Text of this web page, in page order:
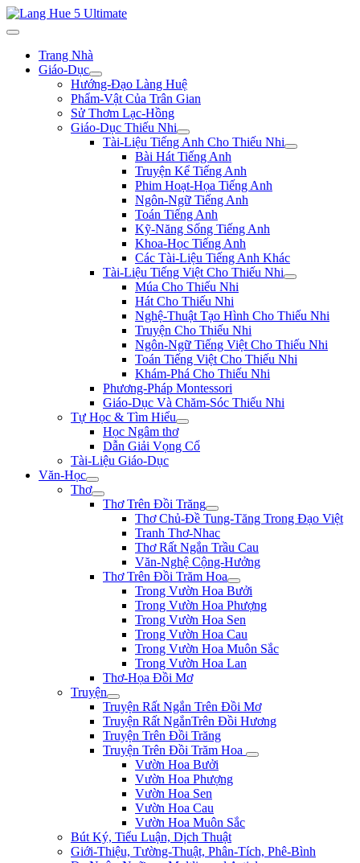
Trang Nhà
Giáo-Dục
Hướng-Đạo Làng Huệ
Phẩm-Vật Của Trân Gian
Sử Thơm Lạc-Hồng
Giáo-Dục Thiếu Nhi
Tài-Liệu Tiếng Anh Cho Thiếu Nhi
Bài Hát Tiếng Anh
Truyện Kể Tiếng Anh
Phim Hoạt-Họa Tiếng Anh
Ngôn-Ngữ Tiếng Anh
Toán Tiếng Anh
Kỹ-Năng Sống Tiếng Anh
Khoa-Học Tiếng Anh
Các Tài-Liệu Tiếng Anh Khác
Tài-Liệu Tiếng Việt Cho Thiếu Nhi
Múa Cho Thiếu Nhi
Hát Cho Thiếu Nhi
Nghệ-Thuật Tạo Hình Cho Thiếu Nhi
Truyện Cho Thiếu Nhi
Ngôn-Ngữ Tiếng Việt Cho Thiếu Nhi
Toán Tiếng Việt Cho Thiếu Nhi
Khám-Phá Cho Thiếu Nhi
Phương-Pháp Montessori
Giáo-Dục Và Chăm-Sóc Thiếu Nhi
Tự Học & Tìm Hiểu
Học Ngâm thơ
Dẫn Giải Vọng Cổ
Tài-Liệu Giáo-Dục
Văn-Học
Thơ
Thơ Trên Đồi Trăng
Thơ Chủ-Đề Tung-Tăng Trong Đạo Việt
Tranh Thơ-Nhac
Thơ Rất Ngắn Trầu Cau
Văn-Nghệ Cộng-Hưởng
Thơ Trên Đồi Trăm Hoa
Trong Vườn Hoa Bưởi
Trong Vườn Hoa Phượng
Trong Vườn Hoa Sen
Trong Vườn Hoa Cau
Trong Vườn Hoa Muôn Sắc
Trong Vườn Hoa Lan
Thơ-Họa Đồi Mơ
Truyện
Truyện Rất Ngắn Trên Đồi Mơ
Truyện Rất NgắnTrên Đồi Hương
Truyện Trên Đồi Trăng
Truyện Trên Đồi Trăm Hoa
Vườn Hoa Bưởi
Vườn Hoa Phượng
Vườn Hoa Sen
Vườn Hoa Cau
Vườn Hoa Muôn Sắc
Bút Ký, Tiểu Luận, Dịch Thuật
Giới-Thiệu, Tường-Thuật, Phân-Tích, Phê-Bình